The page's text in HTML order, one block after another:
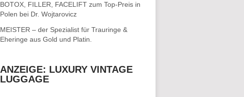
BOTOX, FILLER, FACELIFT zum Top-Preis in
Polen bei Dr. Wojtarovicz
MEISTER – der Spezialist für Trauringe &
Eheringe aus Gold und Platin.
ANZEIGE: LUXURY VINTAGE
LUGGAGE